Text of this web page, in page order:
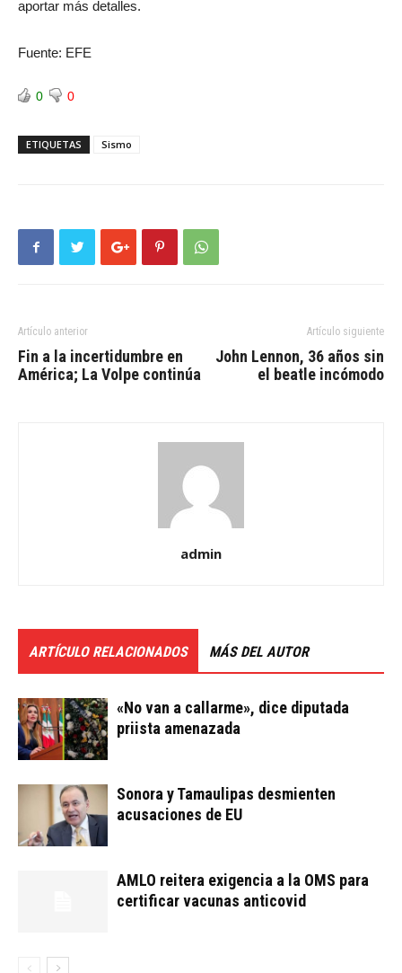
aportar más detalles.
Fuente: EFE
0 0
ETIQUETAS Sismo
Artículo anterior
Fin a la incertidumbre en
América; La Volpe continúa
Artículo siguiente
John Lennon, 36 años sin
el beatle incómodo
admin
ARTÍCULO RELACIONADOS MÁS DEL AUTOR
«No van a callarme», dice diputada
priista amenazada
Sonora y Tamaulipas desmienten
acusaciones de EU
AMLO reitera exigencia a la OMS para
certificar vacunas anticovid